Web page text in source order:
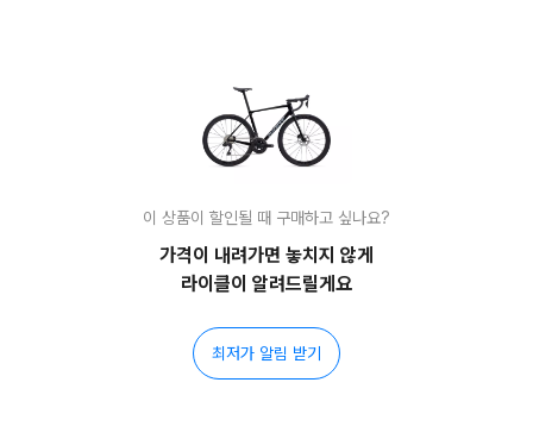
이 상품이 할인될 때 구매하고 싶나요?
가격이 내려가면 놓치지 않게
라이클이 알려드릴게요
최저가 알림 받기